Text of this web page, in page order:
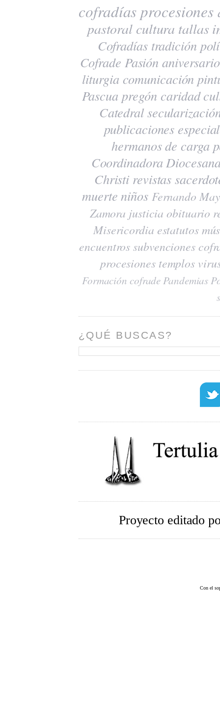
cofradías procesiones
pastoral cultura tallas
Cofradías tradición
Cofrade Pasión
liturgia comunicación
Pascua pregón caridad
Catedral
publicaciones
hermanos de carga
Coordinadora
Christi revistas
muerte niños Fernando
Zamora justicia obituario
Misericordia estatutos
encuentrossubvenciones
procesiones templos
Formación cofradePandemias
¿QUÉ BUSCAS?
Proyecto editado
Con el